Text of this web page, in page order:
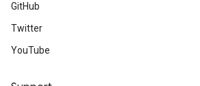
GitHub
Twitter
YouTube